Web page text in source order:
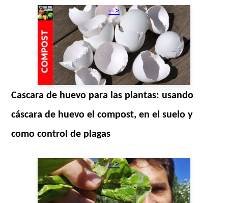
-->
Cascara de huevo para las plantas: usando
cáscara de huevo el compost, en el suelo y
como control de plagas
-->